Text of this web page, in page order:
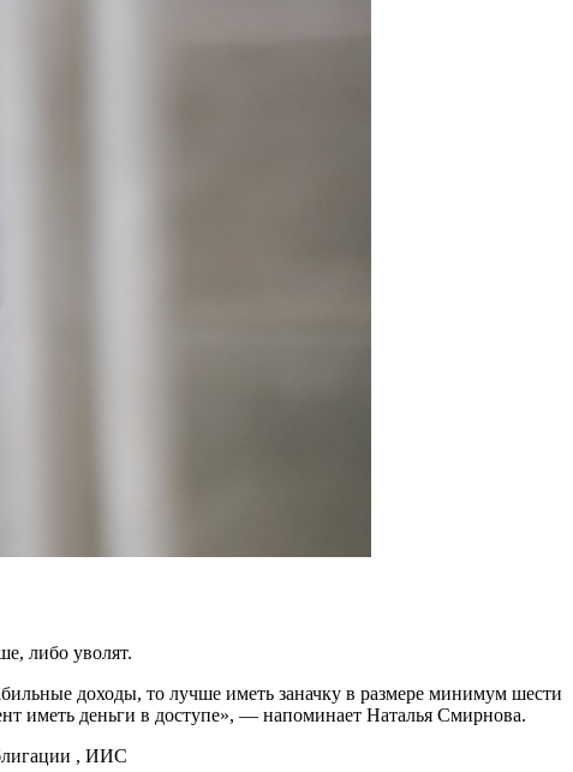
либо уволят.
доходы, то лучше иметь заначку в размере минимум шести
иметь деньги в доступе», — напоминает Наталья Смирнова.
, ИИС